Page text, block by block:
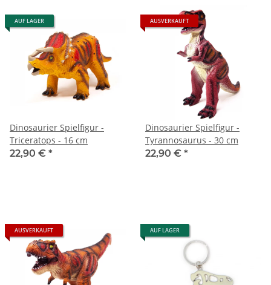
AUF LAGER
Dinosaurier Spielfigur -
Triceratops - 16 cm
22,90 € *
AUSVERKAUFT
Dinosaurier Spielfigur -
Tyrannosaurus - 30 cm
22,90 € *
AUSVERKAUFT AUF LAGER